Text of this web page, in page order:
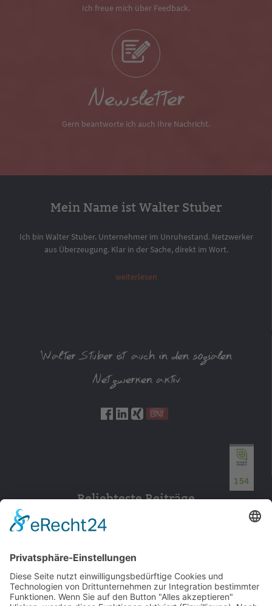
Ich freue mich über Feedback.
Newsletter
Gern beantworte ich auch Ihre Nachricht.
Mein Name ist Walter Stuber
Ich bin Walter Stuber. Unternehmer im Unruhestand. Netzwerker
aus Überzeugung. Klar in der Sache, direkt im Wort.
weiterlesen
Walter Stuber ist auch in den sozialen
Netzwerken aktiv
Beliebteste Beiträge
154